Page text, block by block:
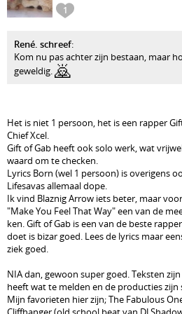
1
René. schreef:
Kom nu pas achter zijn bestaan, maar
geweldig.🙇
Het is niet 1 persoon, het is een rapper
Chief Xcel.
Gift of Gab heeft ook solo werk, wat
waard om te checken.
Lyrics Born (wel 1 persoon) is overigens
Lifesavas allemaal dope.
Ik vind Blaznig Arrow iets beter, maar
"Make You Feel That Way" een van de
ken. Gift of Gab is een van de beste
doet is bizar goed. Lees de lyrics maar
ziek goed.
NIA dan, gewoon super goed. Teksten
heeft wat te melden en de producties
Mijn favorieten hier zijn; The Fabulous